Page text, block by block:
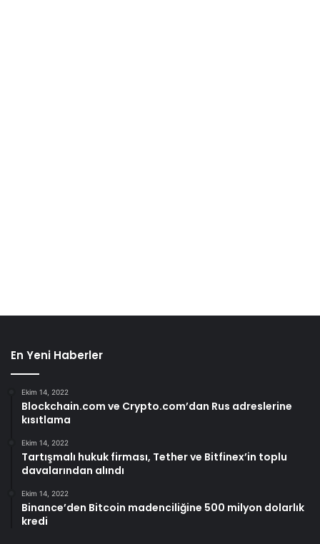
En Yeni Haberler
Ekim 14, 2022
Blockchain.com ve Crypto.com’dan Rus adreslerine
kısıtlama
Ekim 14, 2022
Tartışmalı hukuk firması, Tether ve Bitfinex’in toplu
davalarından alındı
Ekim 14, 2022
Binance’den Bitcoin madenciliğine 500 milyon dolarlık
kredi